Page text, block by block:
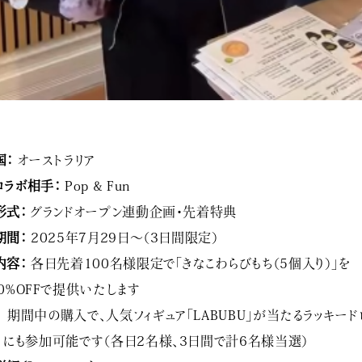
： オーストラリア
ラボ相手： Pop & Fun
式： グランドオープン連動企画・先着特典
間： 2025年7月29日〜（3日間限定）
容： 各日先着100名様限定で「きなこわらびもち（5個入り）」を
で提供いたします
期間中の購入で、人気フィギュア「LABUBU」が当たるラッキード
にも参加可能です（各日2名様、3日間で計6名様当選）